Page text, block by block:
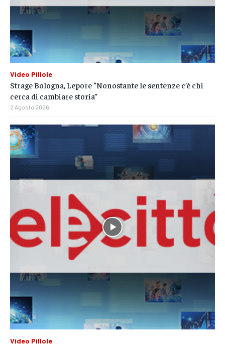
Video Pillole
Strage Bologna, Lepore “Nonostante le sentenze c’è chi
cerca di cambiare storia”
2 Agosto 2026
Video Pillole